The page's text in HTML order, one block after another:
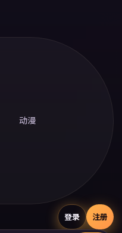
动漫
登录 注册